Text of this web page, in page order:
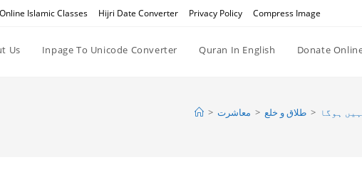
Online Islamic Classes Hijri Date Converter Privacy Policy Compress Image
Us Inpage To Unicode Converter Quran In English Donate
> معاشرت > طلاق و خلع > ہوگا